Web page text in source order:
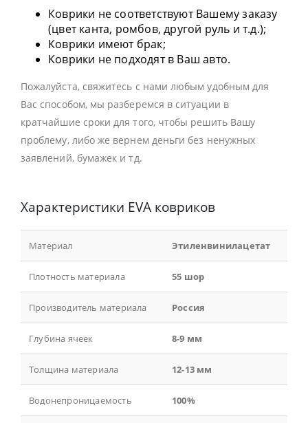
Коврики не соответствуют Вашему заказу
(цвет канта, ромбов, другой руль и т.д.);
Коврики имеют брак;
Коврики не подходят в Ваш авто.
Пожалуйста, свяжитесь с нами любым удобным для
Вас способом, мы разберемся в ситуации в
кратчайшие сроки для того, чтобы решить Вашу
проблему, либо же вернем деньги без ненужных
заявлений, бумажек и тд.
Характеристики EVA ковриков
Материал Этиленвинилацетат
Плотность материала 55 шор
Производитель материала Россия
Глубина ячеек 8-9 мм
Толщина материала 12-13 мм
Водонепроницаемость 100%